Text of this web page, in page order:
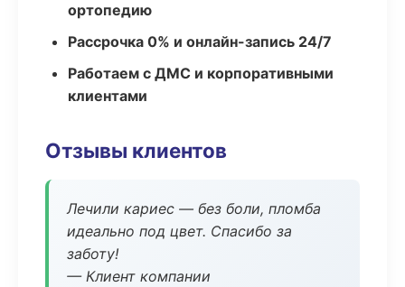
ортопедию
Рассрочка 0% и онлайн-запись 24/7
Работаем с ДМС и корпоративными
клиентами
Отзывы клиентов
Лечили кариес — без боли, пломба
идеально под цвет. Спасибо за
заботу!
— Клиент компании